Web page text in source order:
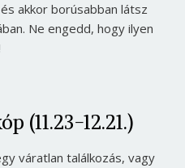
akkor borúsabban látsz
Ne engedd, hogy ilyen
(11.23-12.21.)
váratlan találkozás, vagy